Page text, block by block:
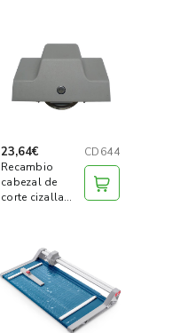
23,64€
CD644
Recambio
cabezal de
corte cizalla